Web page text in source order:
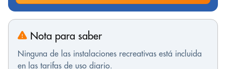
Nota para saber
Ninguna de las instalaciones recreativas está incluida
en las tarifas de uso diario.